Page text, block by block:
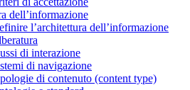
dell’informazione
l’architettura dell’informazione
di interazione
di navigazione
di contenuto (content type)